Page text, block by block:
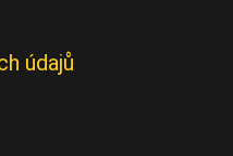
údajů